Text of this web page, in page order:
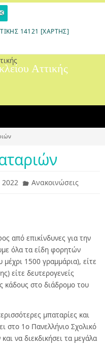
14121 [ΧΆΡΤΗΣ]
Αττικής
Ανακοινώσεις
από επικίνδυνες για την
όλα τα είδη φορητών
1500 γραμμάρια), είτε
είτε δευτερογενείς
κάδους στο διάδρομο του
μπαταρίες και
στο 1ο Πανελλήνιο Σχολικό
να διεκδικήσει τα μεγάλα